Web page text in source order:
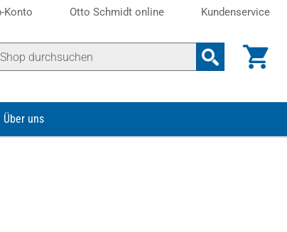
Konto Otto Schmidt online Kundenservice
Über uns